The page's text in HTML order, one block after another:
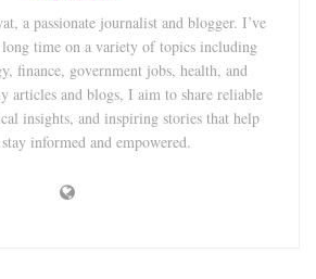
a passionate journalist and blogger. I’ve
time on a variety of topics including
finance, government jobs, health, and
articles and blogs, I aim to share reliable
insights, and inspiring stories that help
informed and empowered.